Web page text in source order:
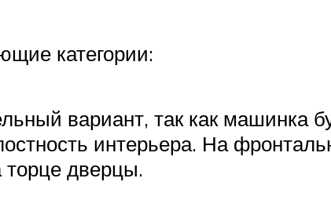
категории:
вариант, так как машинка
интерьера. На
торце дверцы.